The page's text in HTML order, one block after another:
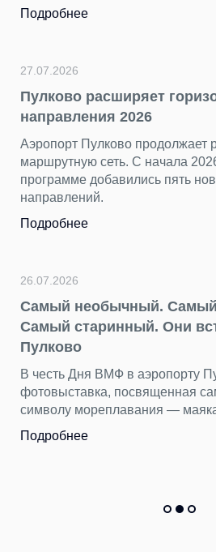
ярких снимков. Каждый
23.07.2026
«Нечего смотреть»
несправедливый миф
Пока Стамбул, Анталья и
Подробнее
22.07.2026
находим в Пулково
Бюст древнегреческой
тысяч вещей пассажиры